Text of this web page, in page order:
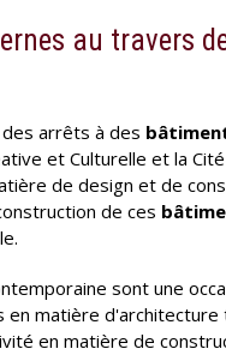
au travers
arrêts à des
et Culturelle et la
de design et de
de ces
sont une
en matière
en matière de